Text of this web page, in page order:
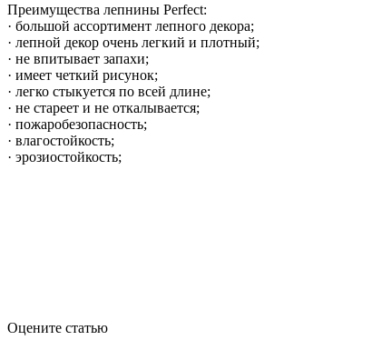
Преимущества лепнины Perfect:
· большой ассортимент лепного декора;
· лепной декор очень легкий и плотный;
· не впитывает запахи;
· имеет четкий рисунок;
· легко стыкуется по всей длине;
· не стареет и не откалывается;
· пожаробезопасность;
· влагостойкость;
· эрозиостойкость;
Оцените статью